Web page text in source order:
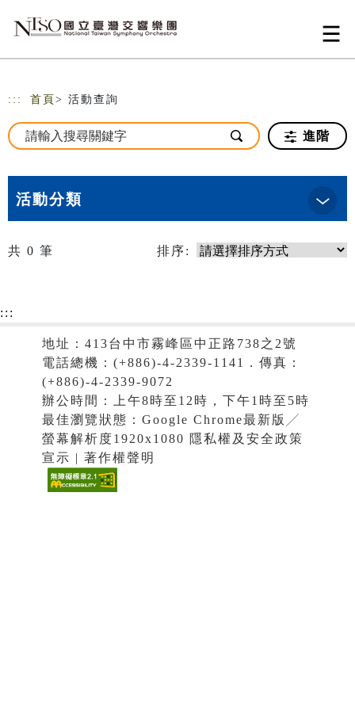
::: 首頁 > 活動查詢
進階
活動分類
共 0 筆 排序:
:::
地址：413台中市霧峰區中正路738之2號
電話總機：(+886)-4-2339-1141．傳真：
(+886)-4-2339-9072
辦公時間：上午8時至12時，下午1時至5時
最佳瀏覽狀態：Google Chrome最新版╱
螢幕解析度1920x1080 隱私權及安全政策
宣示 | 著作權聲明